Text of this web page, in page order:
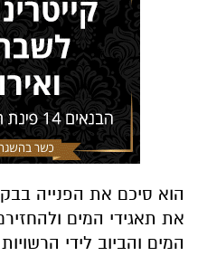
הוא סיכם את הפנייה
את תאגידי המים
המים והביוב לידי